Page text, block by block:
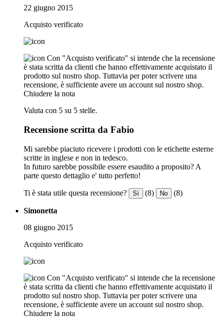
22 giugno 2015
Acquisto verificato
Con "Acquisto verificato" si intende che la recensione
è stata scritta da clienti che hanno effettivamente acquistato il
prodotto sul nostro shop. Tuttavia per poter scrivere una
recensione, è sufficiente avere un account sul nostro shop.
Chiudere la nota
Valuta con 5 su 5 stelle.
Recensione scritta da Fabio
Mi sarebbe piaciuto ricevere i prodotti con le etichette esterne
scritte in inglese e non in tedesco.
In futuro sarebbe possibile essere esaudito a proposito? A
parte questo dettaglio e' tutto perfetto!
Ti è stata utile questa recensione? Sì (8) No (8)
Simonetta
08 giugno 2015
Acquisto verificato
Con "Acquisto verificato" si intende che la recensione
è stata scritta da clienti che hanno effettivamente acquistato il
prodotto sul nostro shop. Tuttavia per poter scrivere una
recensione, è sufficiente avere un account sul nostro shop.
Chiudere la nota